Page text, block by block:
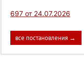
697 от 24.07.2026
все постановления →